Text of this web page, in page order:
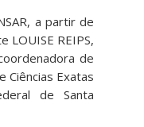
a partir de
LOUISE REIPS,
de
Ciências Exatas
de Santa